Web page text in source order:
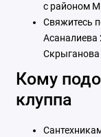
с районом
Свяжитесь
Асаналиева
Скрыганова
Кому
клуппа